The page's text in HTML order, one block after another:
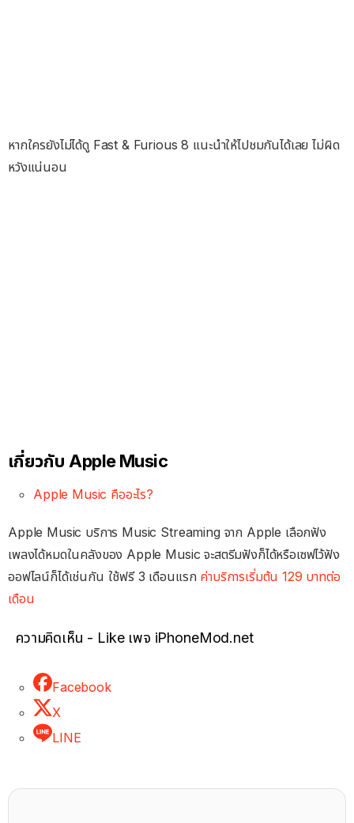
หากใครยังไม่ได้ดู Fast & Furious 8 แนะนำให้ไปชมกันได้เลย ไม่ผิด
หวังแน่นอน
เกี่ยวกับ Apple Music
Apple Music คืออะไร?
Apple Music บริการ Music Streaming จาก Apple เลือกฟัง
เพลงได้หมดในคลังของ Apple Music จะสตรีมฟังก็ได้หรือเซฟไว้ฟัง
ออฟไลน์ก็ได้เช่นกัน ใช้ฟรี 3 เดือนแรก ค่าบริการเริ่มต้น 129 บาทต่อ
เดือน
ความคิดเห็น - Like เพจ iPhoneMod.net
Facebook
X
LINE